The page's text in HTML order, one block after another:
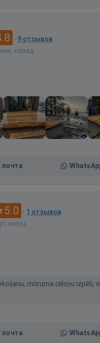
· 9 отзывов
назад
почта
5.0 · 1 отзывов
назад
mitruma cēloņu izpēti,
почта